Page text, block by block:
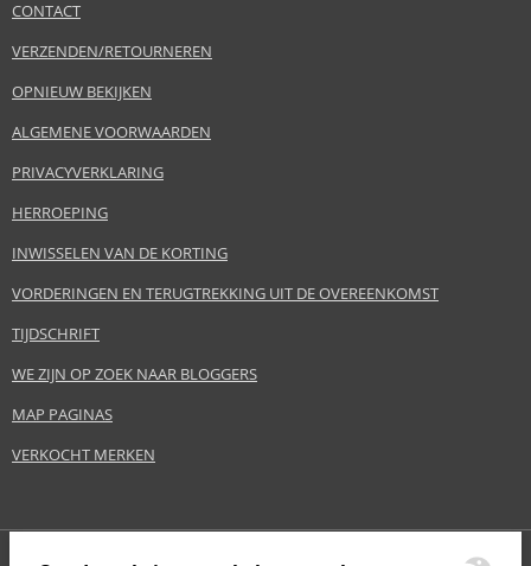
CONTACT
VERZENDEN/RETOURNEREN
OPNIEUW BEKIJKEN
ALGEMENE VOORWAARDEN
PRIVACYVERKLARING
HERROEPING
INWISSELEN VAN DE KORTING
VORDERINGEN EN TERUGTREKKING UIT DE OVEREENKOMST
TIJDSCHRIFT
WE ZIJN OP ZOEK NAAR BLOGGERS
MAP PAGINAS
VERKOCHT MERKEN